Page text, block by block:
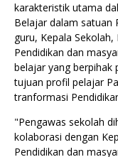
karakteristik utama
Belajar dalam satuan
guru, Kepala
Pendidikan dan
belajar yang berpihak
tujuan profil pelajar
tranformasi
"Pengawas sekolah
kolaborasi dengan
Pendidikan dan